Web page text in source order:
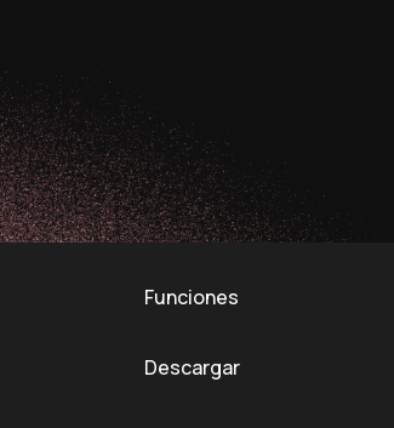
Funciones
Descargar